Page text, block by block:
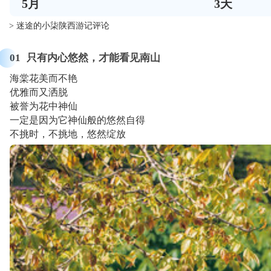
5月 3天
> 迷途的小柒陕西游记评论
01 只有内心悠然，才能看见南山
海棠花美而不艳
优雅而又洒脱
被誉为花中神仙
一定是因为它神仙般的悠然自得
不挑时，不挑地，悠然绽放